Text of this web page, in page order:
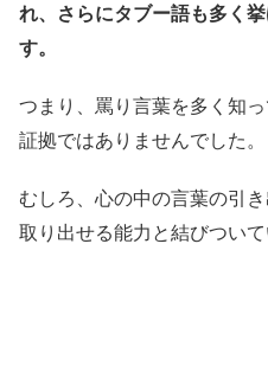
れ、さらにタブー語も多く
す。
つまり、罵り言葉を多く知
証拠ではありませんでした。
むしろ、心の中の言葉の引
取り出せる能力と結びついて